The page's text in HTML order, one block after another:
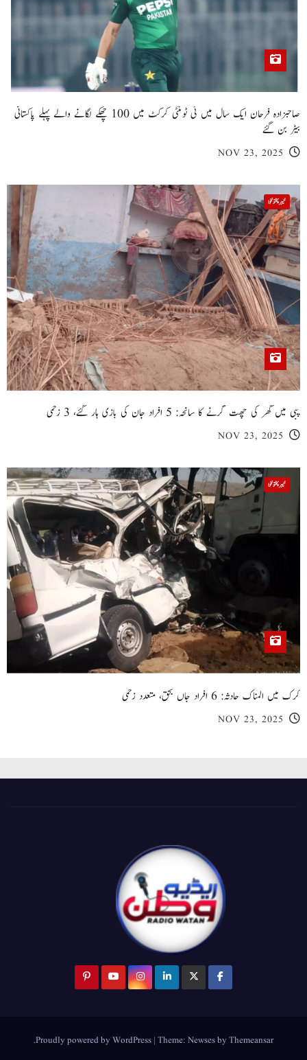
صاحبزادہ فرحان ایک سال میں ٹی ٹوئنٹی کرکٹ میں 100 چھکے لگانے والے پہلے پاکستانی
بیٹر بن گئے
NOV 23, 2025
خیبر پختونخوا
پبی میں گھر کی چھت گرنے کا سانحہ: 5 افراد جان کی بازی ہار گئے، 3 زخمی
NOV 23, 2025
خیبر پختونخوا
کرک میں المناک حادثہ: 6 افراد جاں بحق، متعدد زخمی
NOV 23, 2025
Proudly powered by WordPress |Theme:NewsesbyThemeansar
.